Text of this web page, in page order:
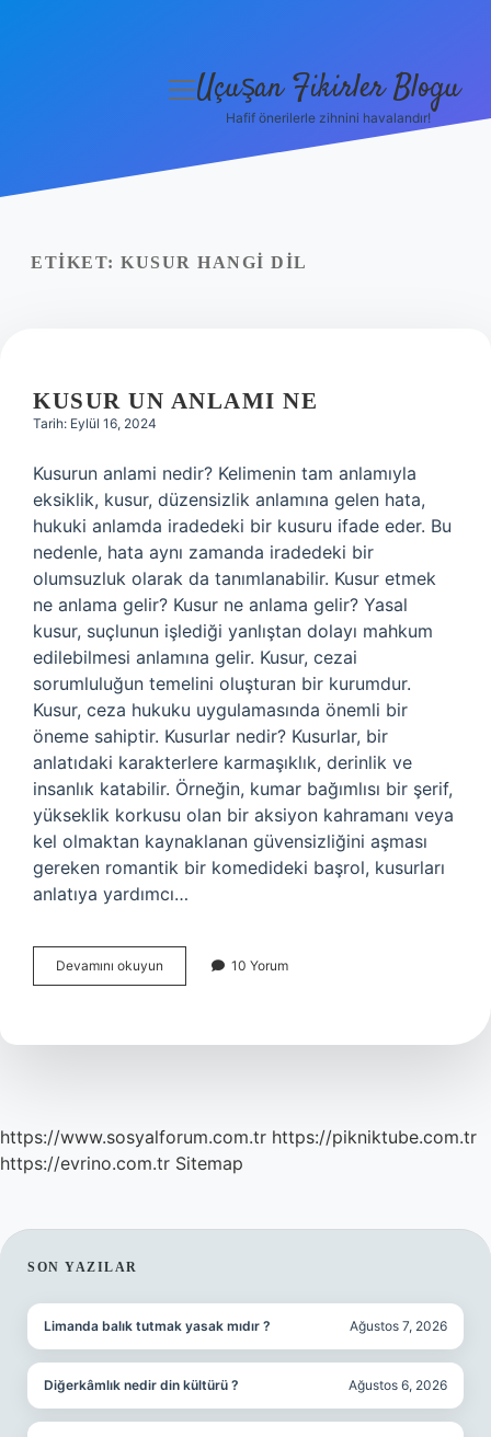
Yasal Uyarı
menüyü
Uçuşan Fikirler Blogu
Hafif önerilerle zihnini havalandır!
ETIKET: KUSUR HANGI DIL
KUSUR UN ANLAMI NE
Tarih: Eylül 16, 2024
Kusurun anlami nedir? Kelimenin tam anlamıyla
eksiklik, kusur, düzensizlik anlamına gelen hata,
hukuki anlamda iradedeki bir kusuru ifade eder. Bu
nedenle, hata aynı zamanda iradedeki bir
olumsuzluk olarak da tanımlanabilir. Kusur etmek
ne anlama gelir? Kusur ne anlama gelir? Yasal
kusur, suçlunun işlediği yanlıştan dolayı mahkum
edilebilmesi anlamına gelir. Kusur, cezai
sorumluluğun temelini oluşturan bir kurumdur.
Kusur, ceza hukuku uygulamasında önemli bir
öneme sahiptir. Kusurlar nedir? Kusurlar, bir
anlatıdaki karakterlere karmaşıklık, derinlik ve
insanlık katabilir. Örneğin, kumar bağımlısı bir şerif,
yükseklik korkusu olan bir aksiyon kahramanı veya
kel olmaktan kaynaklanan güvensizliğini aşması
gereken romantik bir komedideki başrol, kusurları
anlatıya yardımcı…
Devamını okuyun
Un
10 Yorum
https://www.sosyalforum.com.tr https://pikniktube.com.tr
https://evrino.com.tr Sitemap
SIDEBAR
SON YAZILAR
Limanda balık tutmak yasak mıdır ? Ağustos 7, 2026
Diğerkâmlık nedir din kültürü ? Ağustos 6, 2026